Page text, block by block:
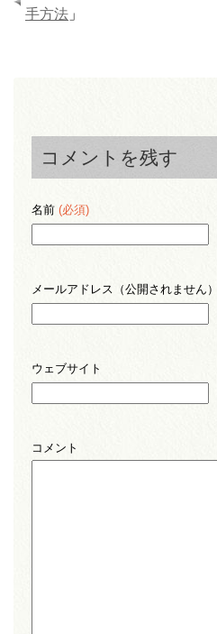
手方法 」
コメントを残す
名前 (必須)
メールアドレス（公開されません）
ウェブサイト
コメント